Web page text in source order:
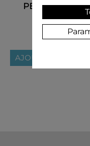
PERSONNALISÉ
PRÉNOM
5,00 €
AJOUTER AU